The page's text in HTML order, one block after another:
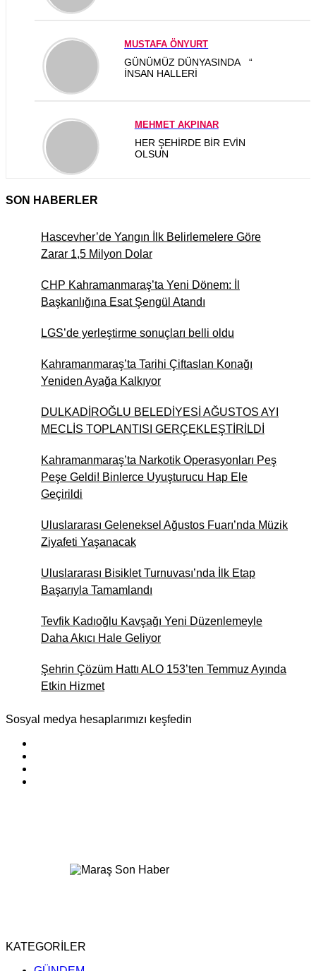
MUSTAFA ÖNYURT
GÜNÜMÜZ DÜNYASINDA “
İNSAN HALLERİ
MEHMET AKPINAR
HER ŞEHİRDE BİR EVİN
OLSUN
Aslında Hatıralar Kapısını
Araladı
İlker Yiyen
Sevdası, Bir de Yurt Çilesi
SERPİL DAG
GELECEK GELİYOR
Av. Abdulsamed Ornek
Halka Arz Kavramı ve Hukuki
SON HABERLER
Hascevher’de Yangın İlk Belirlemelere Göre
Zarar 1,5 Milyon Dolar
CHP Kahramanmaraş’ta Yeni Dönem: İl
Başkanlığına Esat Şengül Atandı
LGS’de yerleştirme sonuçları belli oldu
Kahramanmaraş’ta Tarihi Çiftaslan Konağı
Yeniden Ayağa Kalkıyor
DULKADİROĞLU BELEDİYESİ AĞUSTOS AYI
MECLİS TOPLANTISI GERÇEKLEŞTİRİLDİ
Kahramanmaraş’ta Narkotik Operasyonları Peş
Peşe Geldi! Binlerce Uyuşturucu Hap Ele
Geçirildi
Uluslararası Geleneksel Ağustos Fuarı’nda Müzik
Ziyafeti Yaşanacak
Uluslararası Bisiklet Turnuvası’nda İlk Etap
Başarıyla Tamamlandı
Tevfik Kadıoğlu Kavşağı Yeni Düzenlemeyle
Daha Akıcı Hale Geliyor
Şehrin Çözüm Hattı ALO 153’ten Temmuz Ayında
Etkin Hizmet
Sosyal medya hesaplarımızı keşfedin
KATEGORİLER